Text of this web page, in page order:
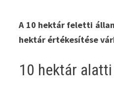
A 10 hektár feletti
hektár értékesítése
10 hektár